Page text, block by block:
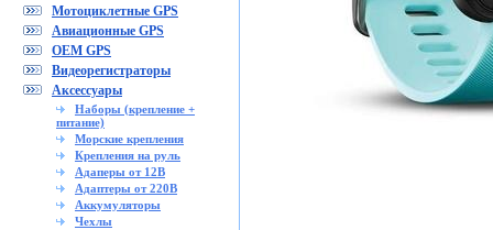
Мотоциклетные GPS
Авиационные GPS
OEM GPS
Видеорегистраторы
Аксессуары
Наборы (крепление +
питание)
Морские крепления
Крепления на руль
Адаперы от 12В
Адаптеры от 220В
Аккумуляторы
Чехлы